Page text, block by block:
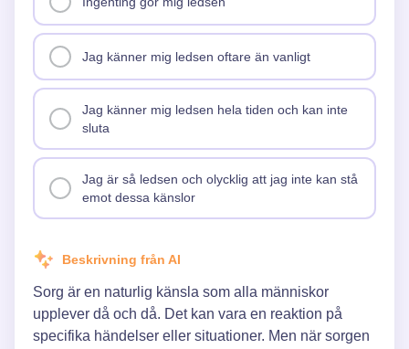
Jag känner mig ledsen oftare än vanligt
Jag känner mig ledsen hela tiden och kan inte
sluta
Jag är så ledsen och olycklig att jag inte kan stå
emot dessa känslor
Beskrivning från AI
Sorg är en naturlig känsla som alla människor
upplever då och då. Det kan vara en reaktion på
specifika händelser eller situationer. Men när sorgen